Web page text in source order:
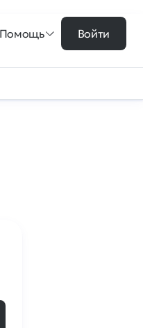
Помощь Войти